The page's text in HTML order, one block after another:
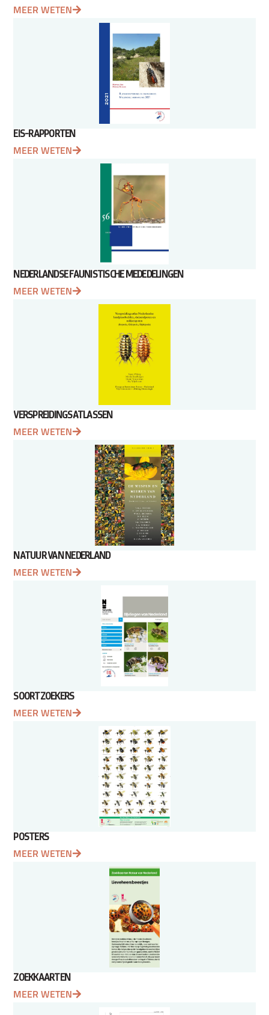
MEER WETEN
EIS-RAPPORTEN
MEER WETEN
NEDERLANDSE FAUNISTISCHE MEDEDELINGEN
MEER WETEN
VERSPREIDINGSATLASSEN
MEER WETEN
NATUUR VAN NEDERLAND
MEER WETEN
SOORTZOEKERS
MEER WETEN
POSTERS
MEER WETEN
ZOEKKAARTEN
MEER WETEN